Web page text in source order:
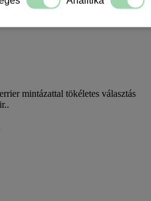
mintázattal tökéletes választás